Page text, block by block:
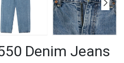
Denim Jeans